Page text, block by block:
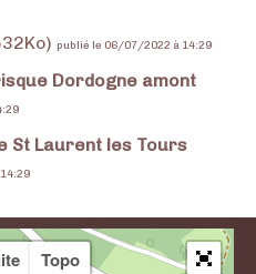
publié le 06/07/2022 à 14:29
Dordogne amont
St Laurent les Tours
Topo